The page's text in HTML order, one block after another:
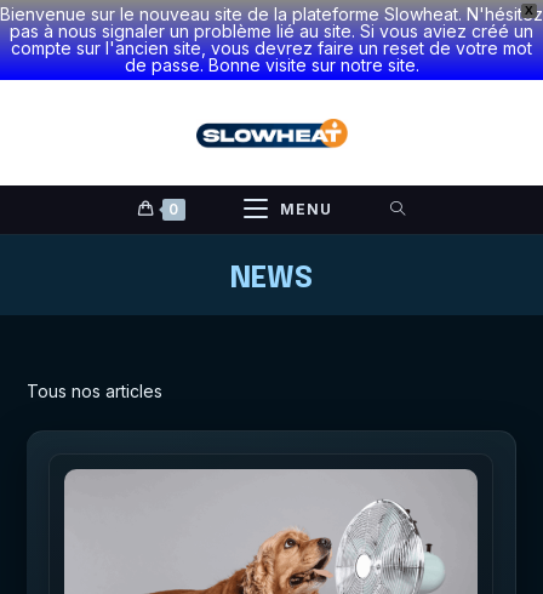
X
Bienvenue sur le nouveau site de la plateforme Slowheat. N'hésitez
pas à nous signaler un problème lié au site. Si vous aviez créé un
compte sur l'ancien site, vous devrez faire un reset de votre mot
de passe. Bonne visite sur notre site.
0 MENU
NEWS
Tous nos articles